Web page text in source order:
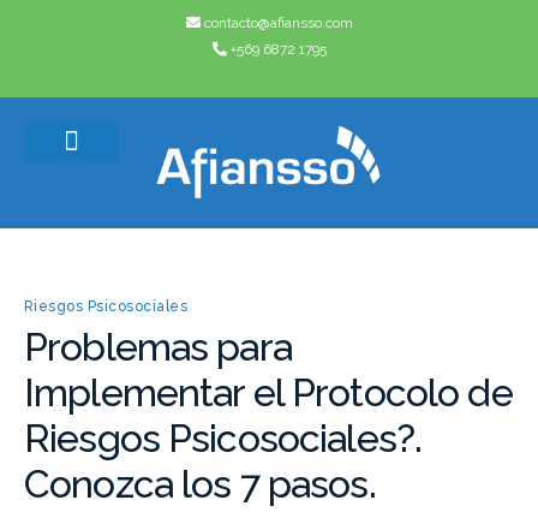
contacto@afiansso.com
+569 6872 1795
Riesgos Psicosociales
Problemas para
Implementar el Protocolo de
Riesgos Psicosociales?.
Conozca los 7 pasos.